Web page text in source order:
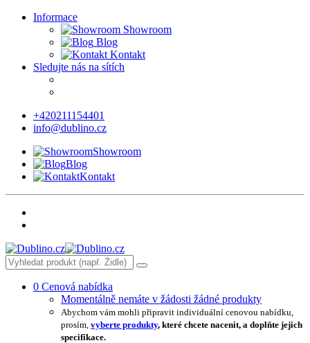
Informace
Showroom
Blog
Kontakt
Sledujte nás na sítích
+420211154401
info@dublino.cz
Showroom
Blog
Kontakt
0 Cenová nabídka
Momentálně nemáte v žádosti žádné produkty
Abychom vám mohli připravit individuální cenovou nabídku,
prosím, vyberte produkty, které chcete nacenit, a doplňte jejich
specifikace.